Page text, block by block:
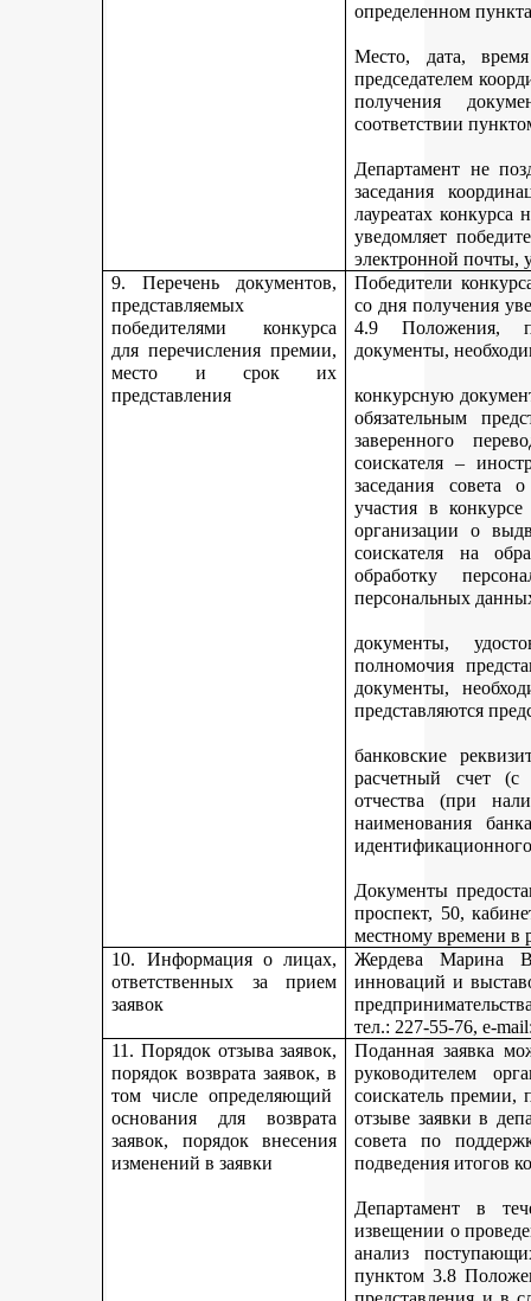
определенном
Место, дата, время
председателем
получения
соответствии
Департамент не
заседания
лауреатах
уведомляет
электронной почты,
9. Перечень документов,
представляемых
победителями конкурса
для перечисления премии,
место и срок их
представления
Победители
со дня получения
4.9 Положения,
документы,
конкурсную
обязательным
заверенного
соискателя –
заседания совета
участия в
организации о
соискателя на
обработку
персональных
документы,
полномочия
документы,
представляются
банковские
расчетный счет (с
отчества (при
наименования
Документы
проспект, 50,
местному времени в
10. Информация о лицах,
ответственных за прием
заявок
Жердева Марина
инноваций и
тел.: 227-55-76, e-
11. Порядок отзыва заявок,
порядок возврата заявок, в
том числе определяющий
основания для возврата
заявок, порядок внесения
изменений в заявки
Поданная заявка
руководителем
соискатель премии,
отзыве заявки в
совета по
подведения итогов
Департамент в
извещении о
анализ
пунктом 3.8